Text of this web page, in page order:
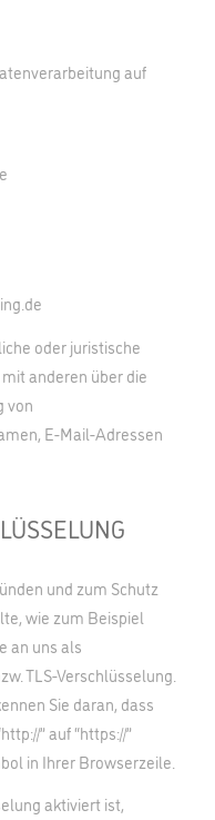
auf
oder juristische
anderen über die
von
E-Mail-Adressen
und zum Schutz
wie zum Beispiel
an uns als
TLS-Verschlüsselung.
Sie daran, dass
” auf “https://”
in Ihrer Browserzeile.
aktiviert ist,